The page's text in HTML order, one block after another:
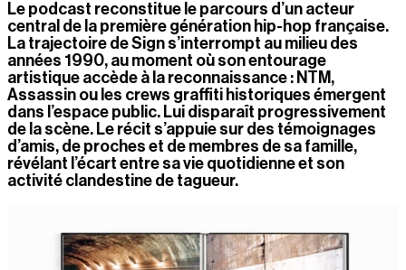
Le podcast reconstitue le parcours d’un acteur
central de la première génération hip-hop française.
La trajectoire de Sign s’interrompt au milieu des
années 1990, au moment où son entourage
artistique accède à la reconnaissance : NTM,
Assassin ou les crews graffiti historiques émergent
dans l’espace public. Lui disparaît progressivement
de la scène. Le récit s’appuie sur des témoignages
d’amis, de proches et de membres de sa famille,
révélant l’écart entre sa vie quotidienne et son
activité clandestine de tagueur.